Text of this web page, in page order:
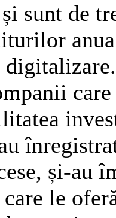
sunt de
și-au
care le